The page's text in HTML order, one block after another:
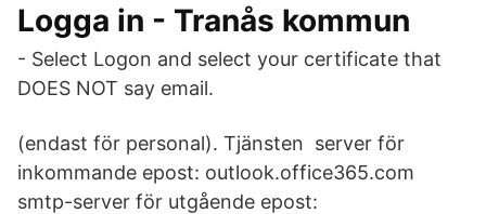
Logga in - Tranås kommun
- Select Logon and select your certificate that
DOES NOT say email.
(endast för personal). Tjänsten server för
inkommande epost: outlook.office365.com
smtp-server för utgående epost: